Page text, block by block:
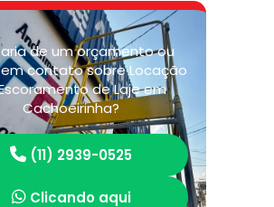
de um orçamento ou
contato sobre Locação
de Laje em
Cachoeirinha?
(11) 2939-0525
Clicando aqui